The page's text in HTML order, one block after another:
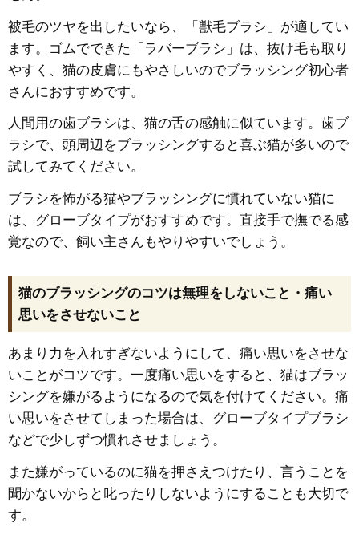
被毛のツヤを出したいなら、「獣毛ブラシ」が適してい
ます。ゴムでできた「ラバーブラシ」は、抜け毛も取り
やすく、猫の皮膚にもやさしいのでブラッシング初心者
さんにおすすめです。
人間用の歯ブラシは、猫の舌の感触に似ています。歯ブ
ラシで、頭周辺をブラッシングすると喜ぶ猫が多いので
試してみてください。
ブラシを怖がる猫やブラッシングに慣れていない猫に
は、グローブタイプがおすすめです。直接手で撫でる感
覚なので、飼い主さんもやりやすいでしょう。
猫のブラッシングのコツは無理をしないこと・痛い
思いをさせないこと
あまり力を入れすぎないようにして、痛い思いをさせな
いことがコツです。一度痛い思いをすると、猫はブラッ
シングを嫌がるようになるので気を付けてください。痛
い思いをさせてしまった場合は、グローブタイプブラシ
などで少しずつ慣れさせましょう。
また嫌がっているのに猫を押さえつけたり、言うことを
聞かないからと叱ったりしないようにすることも大切で
す。